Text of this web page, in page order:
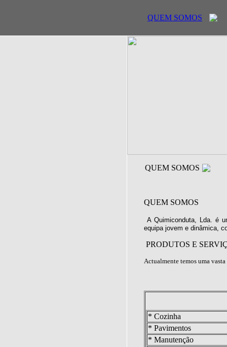
QUEM SOMOS
QUEM SOMOS
QUEM SOMOS
A Quimiconduta, Lda. é
equipa jovem e dinâmica,
PRODUTOS E
Actualmente temos uma
* Cozinha
* Pavimentos
* Manutenção